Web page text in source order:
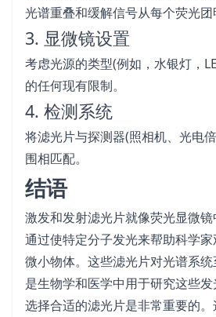
光谱重叠和缓解信号从每个荧光团
3. 显微镜设置
考虑光源的类型(例如，水银灯，
的任何现有限制。
4. 检测系统
将滤光片与探测器(照相机、光电
围相匹配。
结语
激发和发射滤光片就像荧光显微
通过使特定分子发光来帮助科学
微小物体。这些滤光片对光谱系
是生物学和医学中用于研究这些发
选择合适的滤光片是非常重要的